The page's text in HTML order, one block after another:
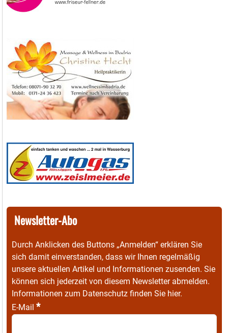
Newsletter-Abo
Durch Anklicken des Buttons „Anmelden“ erklären Sie
sich damit einverstanden, dass wir Ihnen regelmäßig
unsere aktuellen Artikel und Informationen zusenden. Sie
können sich jederzeit von diesem Newsletter abmelden.
Informationen zum Datenschutz finden Sie hier.
E-Mail *